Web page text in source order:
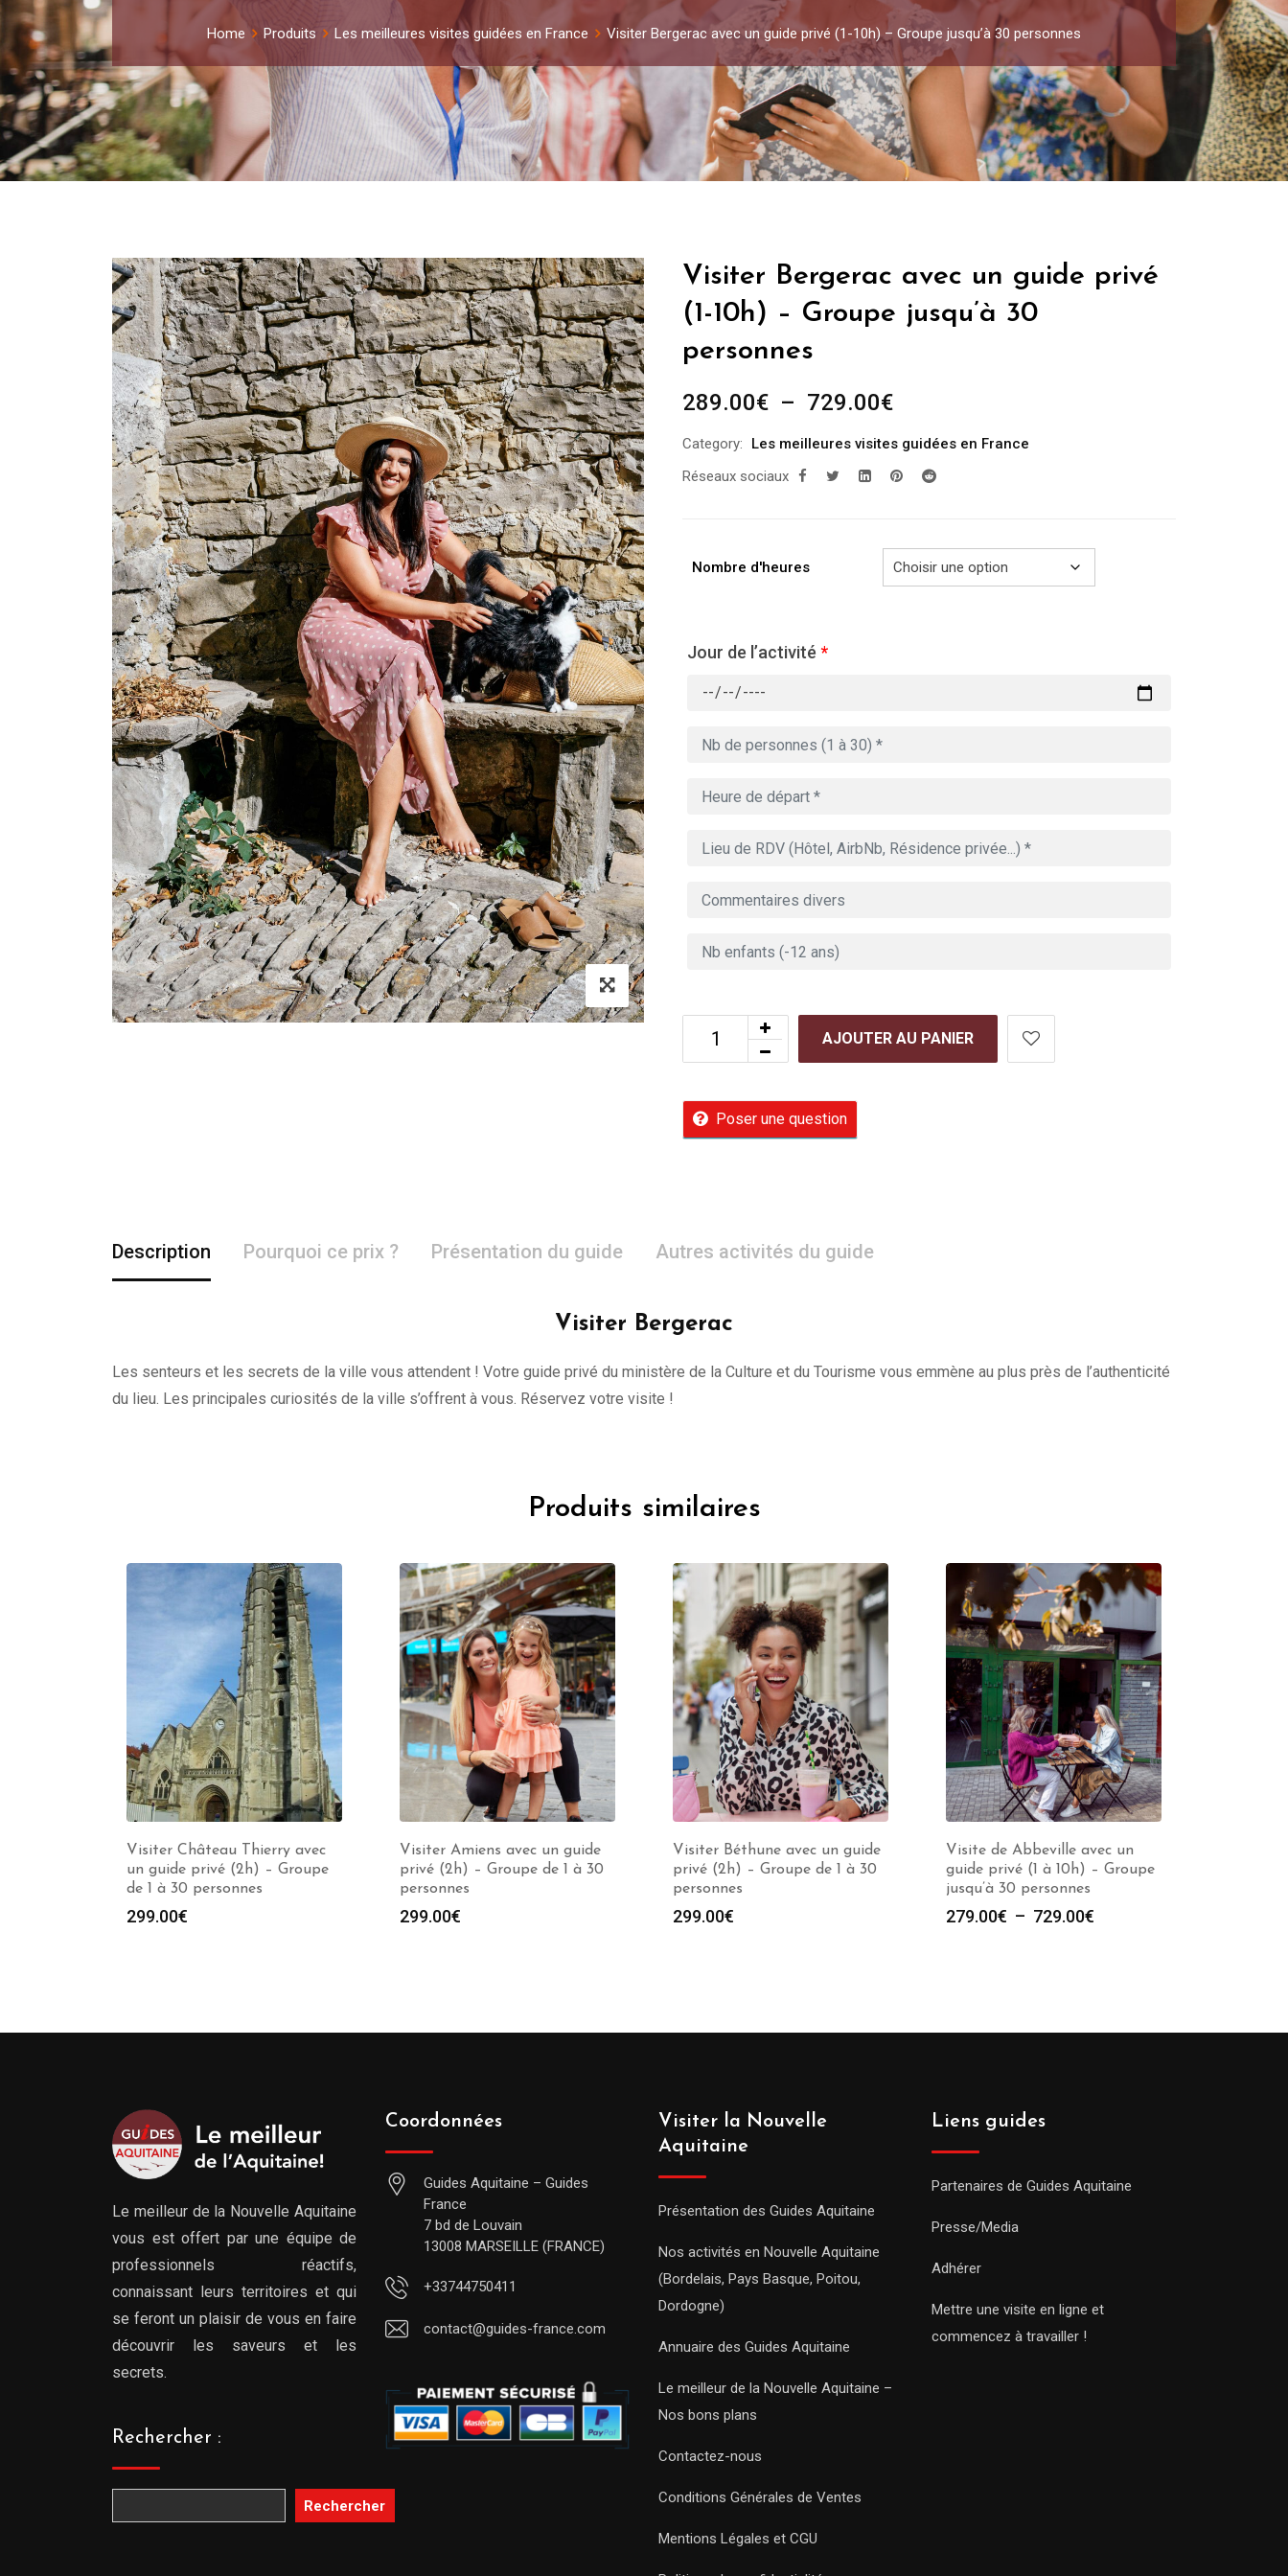
Home Produits Les meilleures visites guidées en France Visiter Bergerac avec un guide privé (1-10h) – Groupe jusqu’à 30 personnes
Visiter Bergerac avec un guide privé
(1-10h) – Groupe jusqu’à 30
personnes
289.00€ – 729.00€Plage
prix :
289.00€
Category:
Les meilleures visites guidées en France
Réseaux sociaux
Nombre d'heures
Jour de l’activité *
AJOUTER AU PANIER
Poser une question
Description Pourquoi ce prix ? Présentation du guide Autres activités du guide
Visiter Bergerac
Les senteurs et les secrets de la ville vous attendent ! Votre guide privé du ministère de la Culture et du Tourisme vous emmène au plus près de l’authenticité
du lieu. Les principales curiosités de la ville s’offrent à vous. Réservez votre visite !
Produits similaires
Visiter Château Thierry avec
un guide privé (2h) – Groupe
de 1 à 30 personnes
299.00€
Visiter Amiens avec un guide
privé (2h) – Groupe de 1 à 30
personnes
299.00€
Visiter Béthune avec un guide
privé (2h) – Groupe de 1 à 30
personnes
299.00€
Visite de Abbeville avec un
guide privé (1 à 10h) – Groupe
jusqu’à 30 personnes
279.00€ – 729.00€
Le meilleur de la Nouvelle Aquitaine
vous est offert par une équipe de
professionnels réactifs,
connaissant leurs territoires et qui
se feront un plaisir de vous en faire
découvrir les saveurs et les
secrets.
Rechercher :
Rechercher
Coordonnées
Guides Aquitaine – Guides
France
7 bd de Louvain
13008 MARSEILLE (FRANCE)
+33744750411
contact@guides-france.com
Visiter la Nouvelle
Aquitaine
Présentation des Guides Aquitaine
Nos activités en Nouvelle Aquitaine
(Bordelais, Pays Basque, Poitou,
Dordogne)
Annuaire des Guides Aquitaine
Le meilleur de la Nouvelle Aquitaine –
Nos bons plans
Contactez-nous
Conditions Générales de Ventes
Mentions Légales et CGU
Liens guides
Partenaires de Guides Aquitaine
Presse/Media
Adhérer
Mettre une visite en ligne et
commencez à travailler !